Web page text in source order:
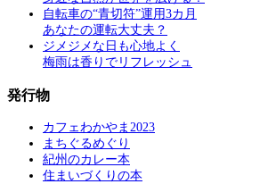
自転車の“青切符”運用3カ月
あなたの運転大丈夫？
ジメジメな日も心地よく
梅雨は香りでリフレッシュ
発行物
カフェわかやま2023
まちぐるめぐり
紀州のカレー本
住まいづくりの本